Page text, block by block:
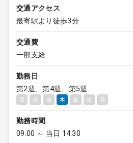
交通アクセス
最寄駅より徒歩3分
交通費
一部支給
勤務日
第2週、第4週、第5週
月 火 水 木 金 土 日
勤務時間
09:00 ～ 当日 14:30